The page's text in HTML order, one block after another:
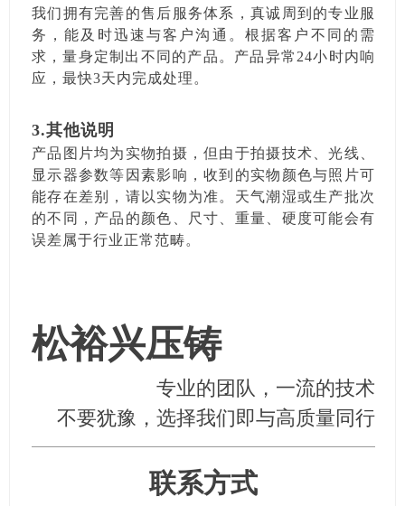
我们拥有完善的售后服务体系，真诚周到的专业服
务，能及时迅速与客户沟通。根据客户不同的需
求，量身定制出不同的产品。产品异常24小时内响
应，最快3天内完成处理。
3.其他说明
产品图片均为实物拍摄，但由于拍摄技术、光线、
显示器参数等因素影响，收到的实物颜色与照片可
能存在差别，请以实物为准。天气潮湿或生产批次
的不同，产品的颜色、尺寸、重量、硬度可能会有
误差属于行业正常范畴。
松裕兴压铸
专业的团队，一流的技术
不要犹豫，选择我们即与高质量同行
联系方式